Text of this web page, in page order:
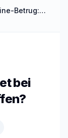
Online-Betrug: Wer haftet bei Phishing & Hackerangriffen?
bei